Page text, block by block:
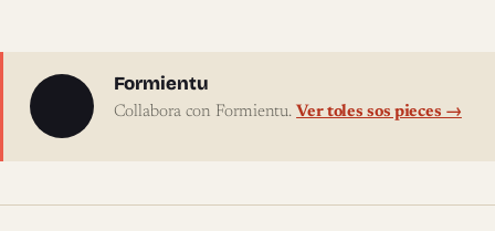
Sobre l'autor
Formientu
Collabora con Formientu. Ver toles sos pieces →